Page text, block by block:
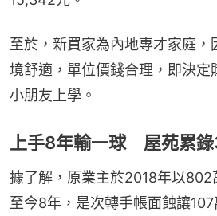
至於，新買家為內地專才家庭，
境舒適，單位價錢合理，即決定
小朋友上學。
上手8年輸一球 屋苑累
據了解，原業主於2018年以802
至今8年，是次轉手帳面蝕讓